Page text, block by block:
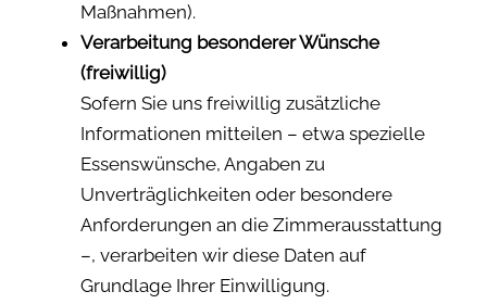
Maßnahmen).
Verarbeitung besonderer Wünsche
(freiwillig)
Sofern Sie uns freiwillig zusätzliche
Informationen mitteilen – etwa spezielle
Essenswünsche, Angaben zu
Unverträglichkeiten oder besondere
Anforderungen an die Zimmerausstattung
–, verarbeiten wir diese Daten auf
Grundlage Ihrer Einwilligung.